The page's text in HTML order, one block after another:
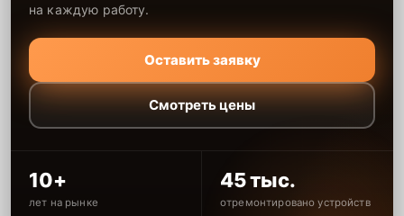
на каждую работу.
Оставить заявку
Смотреть цены
10+
лет на рынке
45 тыс.
отремонтировано устройств